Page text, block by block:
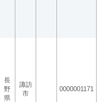
長
野
県
諏訪
市
0000001171